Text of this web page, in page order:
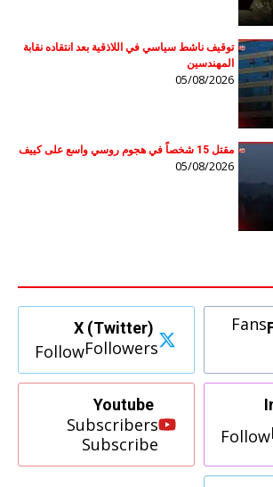
توقيف ناشط سياسي في اللاذقية بعد انتقاده نقابة
المهندسين
05/08/2026
مقتل 15 شخصاً في هجوم روسي واسع على كييف
05/08/2026
Fans
X (Twitter)
Followers
Follow
Follow
Youtube
Subscribers
Subscribe